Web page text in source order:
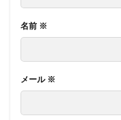
名前 ※
メール ※